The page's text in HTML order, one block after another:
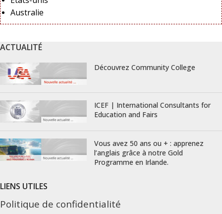
Australie
ACTUALITÉ
Découvrez Community College
ICEF | International Consultants for
Education and Fairs
Vous avez 50 ans ou + : apprenez
l’anglais grâce à notre Gold
Programme en Irlande.
LIENS UTILES
Politique de confidentialité